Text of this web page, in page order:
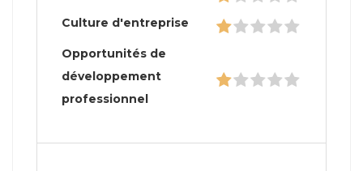
Culture d'entreprise
Opportunités de
développement
professionnel